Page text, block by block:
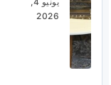
2026